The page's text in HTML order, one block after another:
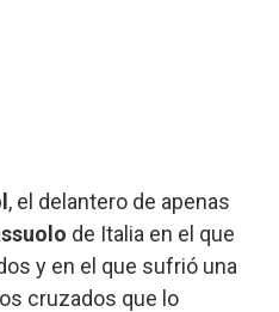
, el delantero de apenas
de Italia en el que
y en el que sufrió una
cruzados que lo